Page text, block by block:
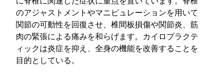
のアジャストメントやマニピュレーションを用いて
関節の可動性を回復させ、椎間板損傷や関節炎、筋
肉の緊張による痛みを和らげます。カイロプラクテ
ィックは炎症を抑え、全身の機能を改善することを
目的としている。